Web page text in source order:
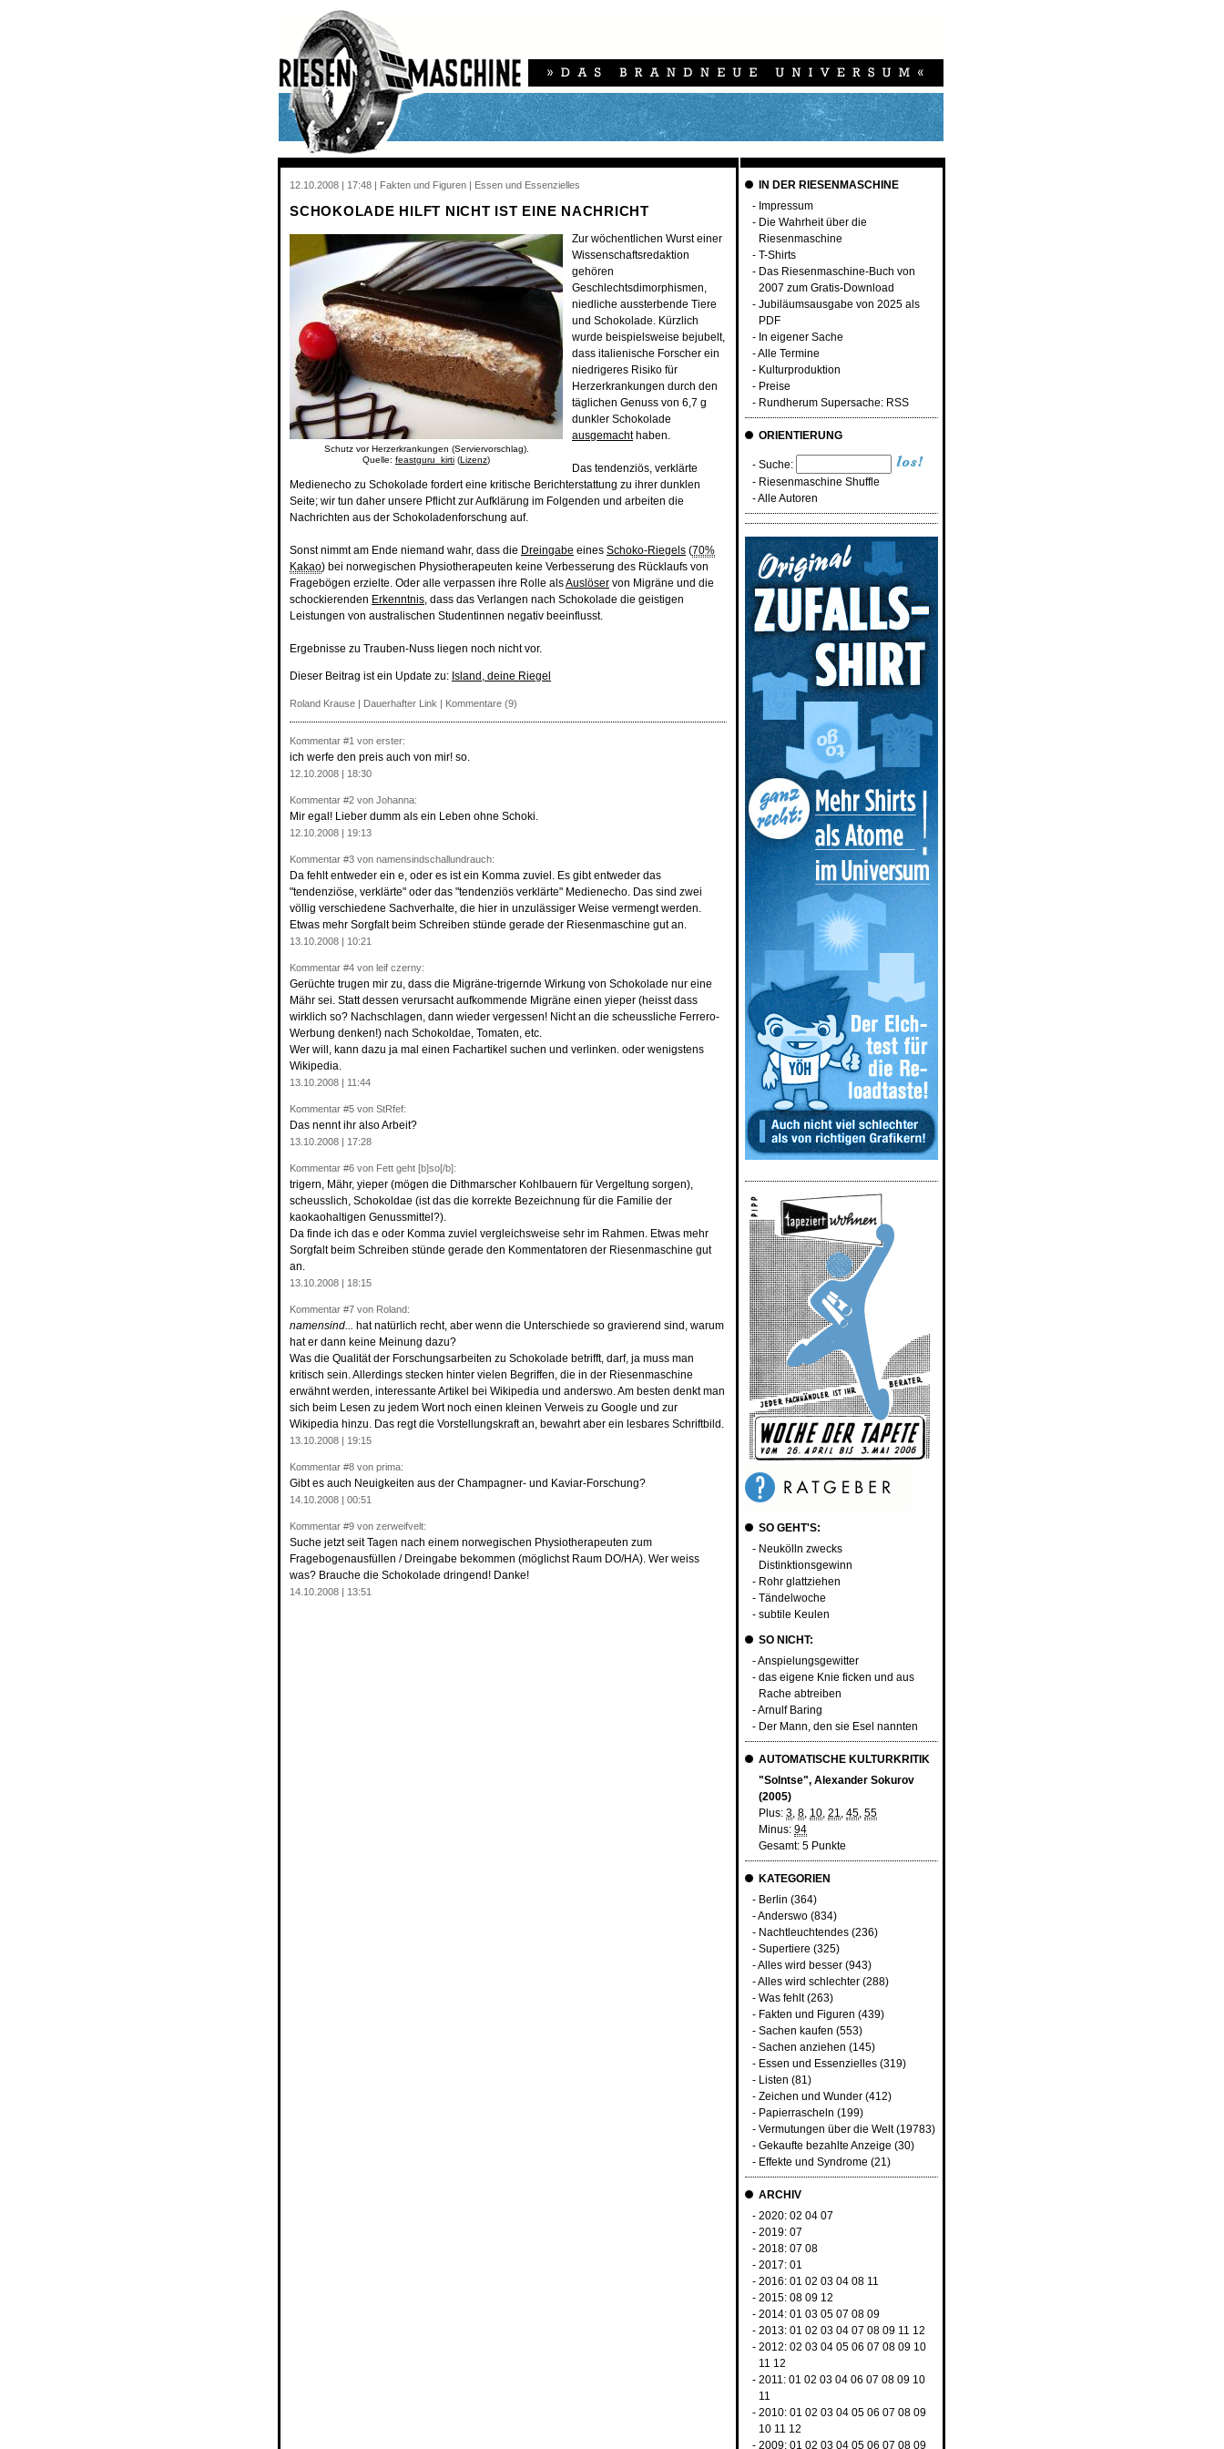
12.10.2008 | 17:48 | Fakten und Figuren | Essen und Essenzielles
SCHOKOLADE HILFT NICHT IST EINE NACHRICHT
Schutz vor Herzerkrankungen (Serviervorschlag).
Quelle: feastguru_kirti (Lizenz)
Zur wöchentlichen Wurst einer
Wissenschaftsredaktion
gehören
Geschlechtsdimorphismen,
niedliche aussterbende Tiere
und Schokolade. Kürzlich
wurde beispielsweise bejubelt,
dass italienische Forscher ein
niedrigeres Risiko für
Herzerkrankungen durch den
täglichen Genuss von 6,7 g
dunkler Schokolade
ausgemachthaben.
Das tendenziös, verklärte
Medienecho zu Schokolade fordert eine kritische Berichterstattung zu ihrer dunklen
Seite; wir tun daher unsere Pflicht zur Aufklärung im Folgenden und arbeiten die
Nachrichten aus der Schokoladenforschung auf.
Sonst nimmt am Ende niemand wahr, dass die Dreingabe eines Schoko-Riegels (70%
Kakao) bei norwegischen Physiotherapeuten keine Verbesserung des Rücklaufs von
Fragebögen erzielte. Oder alle verpassen ihre Rolle alsAuslöser von Migräne und die
schockierenden Erkenntnis, dass das Verlangen nach Schokolade die geistigen
Leistungen von australischen Studentinnen negativ beeinflusst.
Ergebnisse zu Trauben-Nuss liegen noch nicht vor.
Dieser Beitrag ist ein Update zu: Island, deine Riegel
Roland Krause | Dauerhafter Link | Kommentare (9)
Kommentar #1 von erster:
ich werfe den preis auch von mir! so.
12.10.2008 | 18:30
Kommentar #2 von Johanna:
Mir egal! Lieber dumm als ein Leben ohne Schoki.
12.10.2008 | 19:13
Kommentar #3 von namensindschallundrauch:
Da fehlt entweder ein e, oder es ist ein Komma zuviel. Es gibt entweder das
"tendenziöse, verklärte" oder das "tendenziös verklärte" Medienecho. Das sind zwei
völlig verschiedene Sachverhalte, die hier in unzulässiger Weise vermengt werden.
Etwas mehr Sorgfalt beim Schreiben stünde gerade der Riesenmaschine gut an.
13.10.2008 | 10:21
Kommentar #4 von leif czerny:
Gerüchte trugen mir zu, dass die Migräne-trigernde Wirkung von Schokolade nur eine
Mähr sei. Statt dessen verursacht aufkommende Migräne einen yieper (heisst dass
wirklich so? Nachschlagen, dann wieder vergessen! Nicht an die scheussliche Ferrero-
Werbung denken!) nach Schokoldae, Tomaten, etc.
Wer will, kann dazu ja mal einen Fachartikel suchen und verlinken. oder wenigstens
Wikipedia.
13.10.2008 | 11:44
Kommentar #5 von StRfef:
Das nennt ihr also Arbeit?
13.10.2008 | 17:28
Kommentar #6 von Fett geht [b]so[/b]:
trigern, Mähr, yieper (mögen die Dithmarscher Kohlbauern für Vergeltung sorgen),
scheusslich, Schokoldae (ist das die korrekte Bezeichnung für die Familie der
kaokaohaltigen Genussmittel?).
Da finde ich das e oder Komma zuviel vergleichsweise sehr im Rahmen. Etwas mehr
Sorgfalt beim Schreiben stünde gerade den Kommentatoren der Riesenmaschine gut
an.
13.10.2008 | 18:15
Kommentar #7 von Roland:
namensind... hat natürlich recht, aber wenn die Unterschiede so gravierend sind, warum
hat er dann keine Meinung dazu?
Was die Qualität der Forschungsarbeiten zu Schokolade betrifft, darf, ja muss man
kritisch sein. Allerdings stecken hinter vielen Begriffen, die in der Riesenmaschine
erwähnt werden, interessante Artikel bei Wikipedia und anderswo. Am besten denkt man
sich beim Lesen zu jedem Wort noch einen kleinen Verweis zu Google und zur
Wikipedia hinzu. Das regt die Vorstellungskraft an, bewahrt aber ein lesbares Schriftbild.
13.10.2008 | 19:15
Kommentar #8 von prima:
Gibt es auch Neuigkeiten aus der Champagner- und Kaviar-Forschung?
14.10.2008 | 00:51
Kommentar #9 von zerweifvelt:
Suche jetzt seit Tagen nach einem norwegischen Physiotherapeuten zum
Fragebogenausfüllen / Dreingabe bekommen (möglichst Raum DO/HA). Wer weiss
was? Brauche die Schokolade dringend! Danke!
14.10.2008 | 13:51
IN DER RIESENMASCHINE
- Impressum
- Die Wahrheit über die
Riesenmaschine
- T-Shirts
- Das Riesenmaschine-Buch von
2007 zum Gratis-Download
- Jubiläumsausgabe von 2025 als
PDF
- In eigener Sache
-Alle Termine
- Kulturproduktion
- Preise
- Rundherum Supersache: RSS
ORIENTIERUNG
- Suche:
- Riesenmaschine Shuffle
-Alle Autoren
SO GEHT'S:
- Neukölln zwecks
Distinktionsgewinn
- Rohr glattziehen
- Tändelwoche
- subtile Keulen
SO NICHT:
- Anspielungsgewitter
- das eigene Knie ficken und aus
Rache abtreiben
- Arnulf Baring
- Der Mann, den sie Esel nannten
AUTOMATISCHE KULTURKRITIK
"Solntse", Alexander Sokurov
(2005)
Plus: 3, 8, 10, 21, 45, 55
Minus: 94
Gesamt: 5 Punkte
KATEGORIEN
- Berlin (364)
-Anderswo(834)
- Nachtleuchtendes(236)
- Supertiere (325)
-Alles wird besser(943)
-Alles wird schlechter(288)
- Was fehlt(263)
- Fakten und Figuren (439)
- Sachen kaufen (553)
- Sachen anziehen (145)
- Essen und Essenzielles(319)
- Listen (81)
- Zeichen und Wunder(412)
- Papierrascheln (199)
- Vermutungen über die Welt(19783)
- Gekaufte bezahlte Anzeige (30)
- Effekte und Syndrome (21)
ARCHIV
- 2020: 02 04 07
- 2019: 07
- 2018: 07 08
- 2017: 01
- 2016: 01 02 03 04 08 11
- 2015: 08 09 12
- 2014: 01 03 05 07 08 09
- 2013: 01 02 03 04 07 08 09 11 12
- 2012: 02 03 04 05 06 07 08 09 10
11 12
- 2011: 01 02 03 04 06 07 08 09 10
11
- 2010: 01 02 03 04 05 06 07 08 09
10 11 12
- 2009: 01 02 03 04 05 06 07 08 09